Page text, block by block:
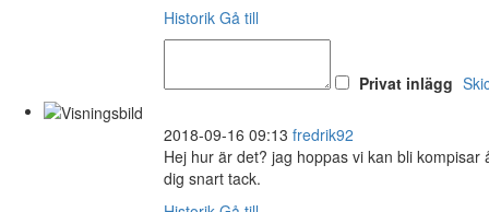
Historik Gå till
Privat inlägg
2018-09-16 09:13 fredrik92
Hej hur är det? jag hoppas vi kan bli
dig snart tack.